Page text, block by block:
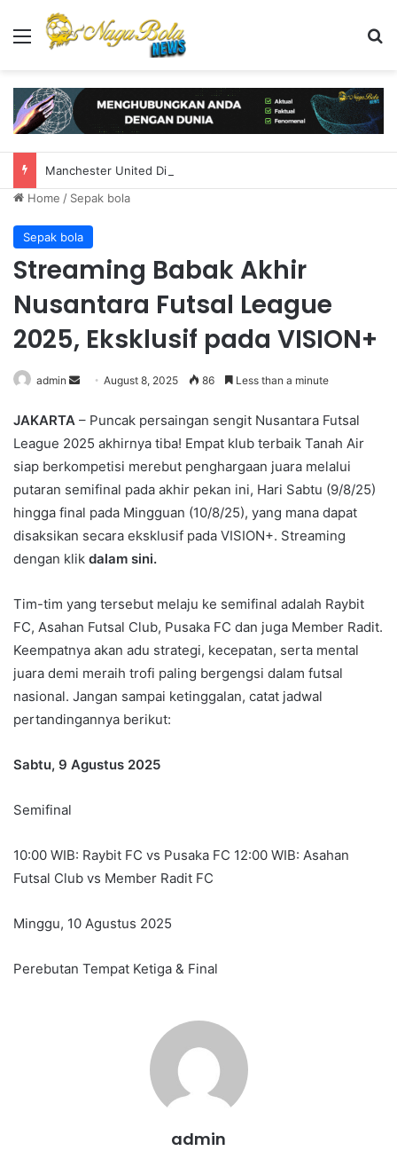
Menu
Home / Sepak bola
Sepak bola
Streaming Babak Akhir
Nusantara Futsal League
2025, Eksklusif pada VISION+
admin
n
d
a
n
e
August 8, 2025 86 Less than a minute
JAKARTA – Puncak persaingan sengit Nusantara Futsal
League 2025 akhirnya tiba! Empat klub terbaik Tanah Air
siap berkompetisi merebut penghargaan juara melalui
putaran semifinal pada akhir pekan ini, Hari Sabtu (9/8/25)
hingga final pada Mingguan (10/8/25), yang mana dapat
disaksikan secara eksklusif pada VISION+. Streaming
dengan klik dalam sini.
Tim-tim yang tersebut melaju ke semifinal adalah Raybit
FC, Asahan Futsal Club, Pusaka FC dan juga Member Radit.
Keempatnya akan adu strategi, kecepatan, serta mental
juara demi meraih trofi paling bergengsi dalam futsal
nasional. Jangan sampai ketinggalan, catat jadwal
pertandingannya berikut:
Sabtu, 9 Agustus 2025
Semifinal
10:00 WIB: Raybit FC vs Pusaka FC 12:00 WIB: Asahan
Futsal Club vs Member Radit FC
Minggu, 10 Agustus 2025
Perebutan Tempat Ketiga & Final
admin